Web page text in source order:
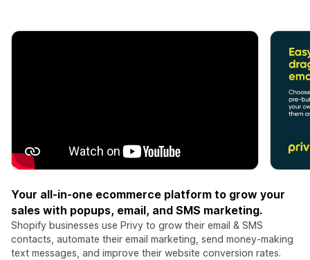
Your all-in-one ecommerce platform to grow your
sales with popups, email, and SMS marketing.
Shopify businesses use Privy to grow their email & SMS
contacts, automate their email marketing, send money-making
text messages, and improve their website conversion rates.